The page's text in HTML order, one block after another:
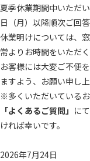
夏季休業期間中いただ
日（月）以降順次ご回
休業明けについては、
常よりお時間をいただ
お客様には大変ご不便
ますよう、お願い申し上
※多くいただいている
「よくあるご質問」 に
ければ幸いです。
2026年7月24日